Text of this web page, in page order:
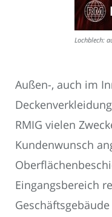
Lochblech:
Außen-, auch im
RMIG vielen
Kundenwunsch
Eingangsbereich